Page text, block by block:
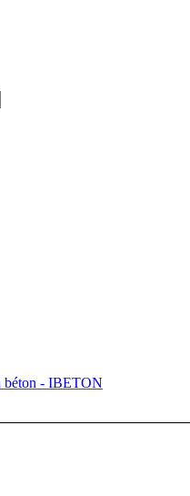
béton - IBETON